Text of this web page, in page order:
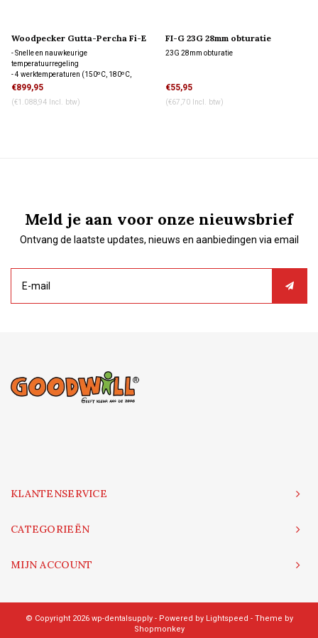
Woodpecker Gutta-Percha Fi-E
+ Fi-P Obturation System
- Snelle en nauwkeurige
temperatuurregeling
- 4 werktemperaturen (150ºC, 180ºC,
200ºC, 230ºC)
tips
€899,95
(€1.088,94 Incl. btw)
FI-G 23G 28mm obturatie
23G 28mm obturatie
€55,95
(€67,70 Incl. btw)
Meld je aan voor onze nieuwsbrief
Ontvang de laatste updates, nieuws en aanbiedingen via email
KLANTENSERVICE
CATEGORIEËN
MIJN ACCOUNT
© Copyright 2026 wp-dentalsupply - Powered by Lightspeed - Theme by
Shopmonkey